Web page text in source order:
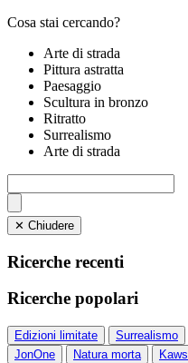
Cosa stai cercando?
Arte di strada
Pittura astratta
Paesaggio
Scultura in bronzo
Ritratto
Surrealismo
Arte di strada
✕ Chiudere
Ricerche recenti
Ricerche popolari
Edizioni limitate Surrealismo
JonOne
Natura morta Kaws